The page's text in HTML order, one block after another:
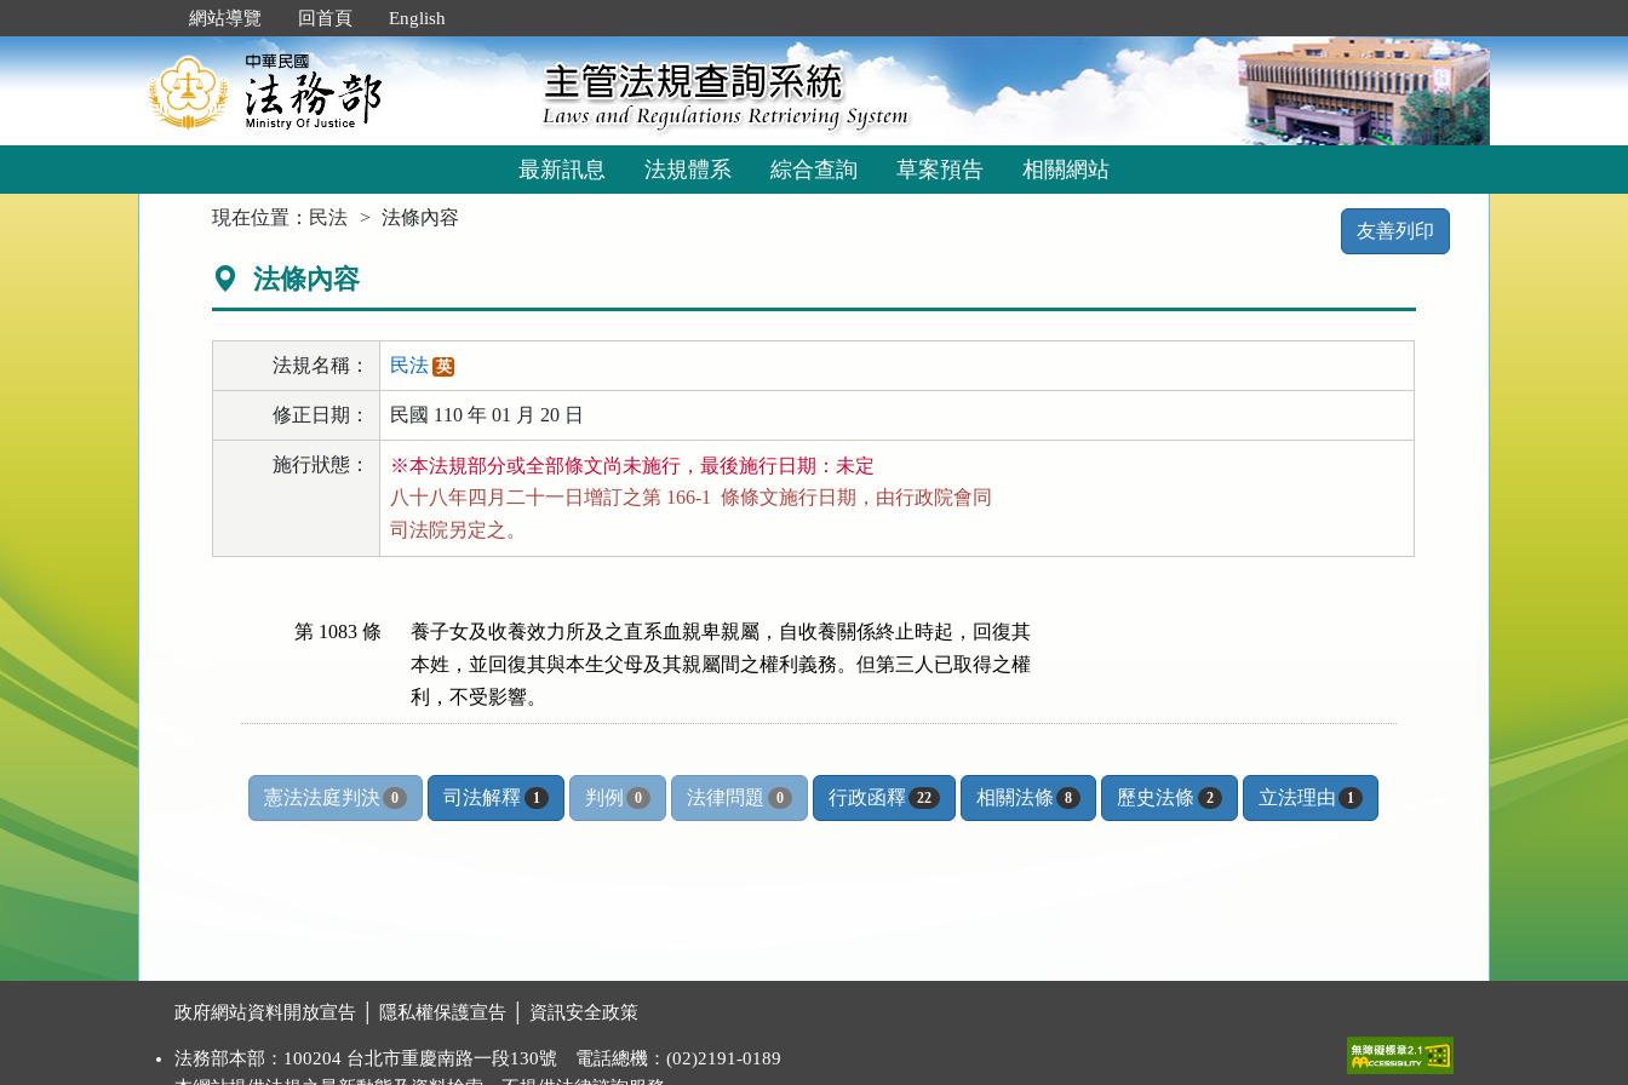
到
主
要
網站導覽 回首頁 English
最新訊息 法規體系 綜合查詢 草案預告 相關網站
現在位置： 民法 法條內容
友善列印
法條內容
法規名稱： 民法 英
修正日期： 民國 110 年 01 月 20 日
施行狀態：
※本法規部分或全部條文尚未施行，最後施行日期：未定
八十八年四月二十一日增訂之第 166-1  條條文施行日期，由行政院會同
司法院另定之。
第 1083 條
養子女及收養效力所及之直系血親卑親屬，自收養關係終止時起，回復其
本姓，並回復其與本生父母及其親屬間之權利義務。但第三人已取得之權
利，不受影響。
憲法法庭判決 0 司法解釋 1 判例 0 法律問題 0 行政函釋 22 相關法條 8 歷史法條 2 立法理由 1
政府網站資料開放宣告 隱私權保護宣告 資訊安全政策
法務部本部：100204 台北市重慶南路一段130號 電話總機：(02)2191-0189